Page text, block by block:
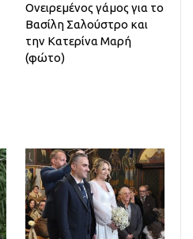
Ονειρεμένος γάμος για το
Βασίλη Σαλούστρο και
την Κατερίνα Μαρή
(φώτο)